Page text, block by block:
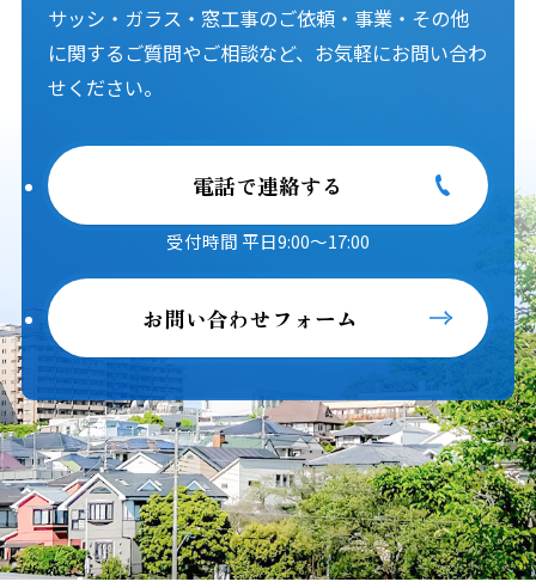
サッシ・ガラス・窓工事のご依頼・事業・その他
に関するご質問やご相談など、お気軽にお問い合わ
せください。
電話で連絡する
受付時間 平日9:00～17:00
お問い合わせフォーム